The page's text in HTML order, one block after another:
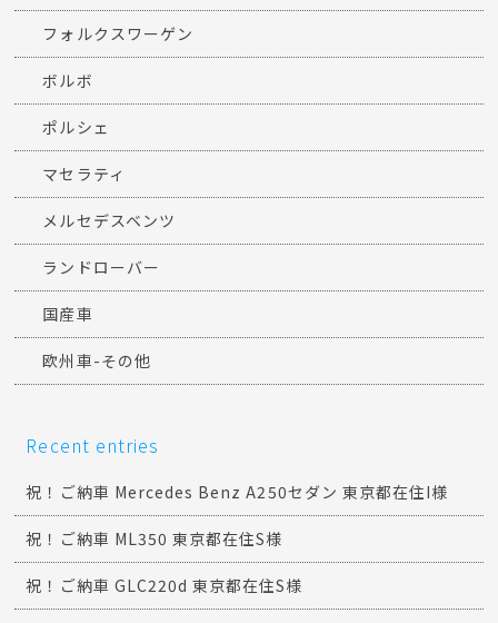
フォルクスワーゲン
ボルボ
ポルシェ
マセラティ
メルセデスベンツ
ランドローバー
国産車
欧州車-その他
Recent entries
祝！ご納車 Mercedes Benz A250セダン 東京都在住I様
祝！ご納車 ML350 東京都在住S様
祝！ご納車 GLC220d 東京都在住S様